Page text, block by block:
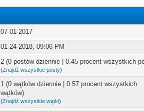
07-01-2017
01-24-2018, 09:06 PM
2 (0 postów dziennie | 0.45 procent wszystkich
(Znajdź wszystkie posty)
1 (0 wątków dziennie | 0.57 procent wszystkich
wątków)
(Znajdź wszystkie wątki)